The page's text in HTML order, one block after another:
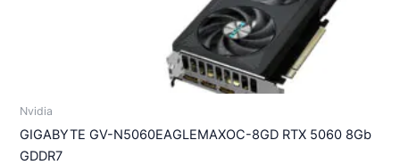
Nvidia
GIGABYTE GV-N5060EAGLEMAXOC-8GD RTX 5060 8Gb
GDDR7